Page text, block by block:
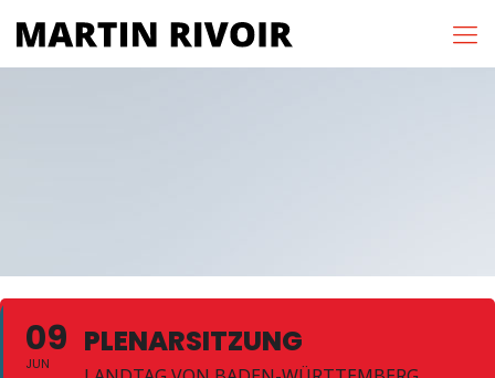
09
JUN
PLENARSITZUNG